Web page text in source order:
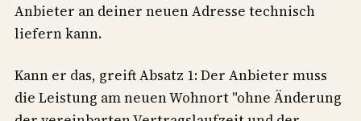
Anbieter an deiner neuen Adresse technisch
liefern kann.
Kann er das, greift Absatz 1: Der Anbieter muss
die Leistung am neuen Wohnort "ohne Änderung